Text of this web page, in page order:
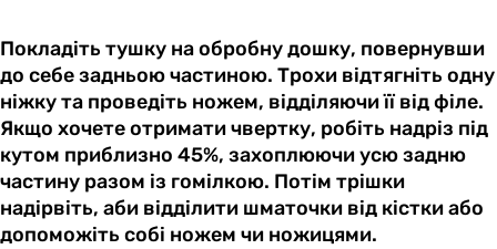
Покладіть тушку на обробну дошку, повернувши
до себе задньою частиною. Трохи відтягніть одну
ніжку та проведіть ножем, відділяючи її від філе.
Якщо хочете отримати чвертку, робіть надріз під
кутом приблизно 45%, захоплюючи усю задню
частину разом із гомілкою. Потім трішки
надірвіть, аби відділити шматочки від кістки або
допоможіть собі ножем чи ножицями.